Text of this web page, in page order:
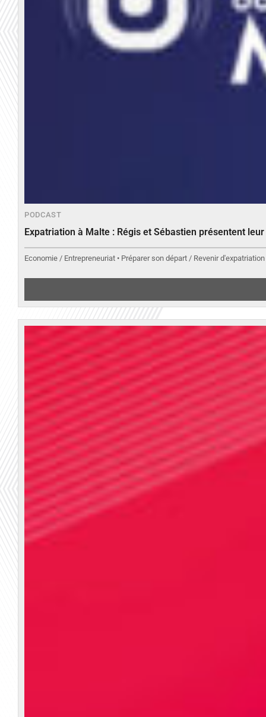
PODCAST
Expatriation à Malte : Régis et Sébastien présentent
Economie / Entrepreneuriat • Préparer son départ / Revenir d'expatriation